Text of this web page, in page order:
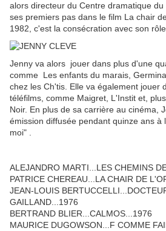
alors directeur du Centre dramatique
ses premiers pas dans le film La chair
1982, c'est la consécration avec son
Jenny va alors jouer dans plus d'une
comme Les enfants du marais,
chez les Ch'tis. Elle va également jouer
téléfilms, comme Maigret, L'Instit et,
Noir. En plus de sa carrière au cinéma,
émission diffusée pendant quinze ans à
moi" .
ALEJANDRO MARTI...LES CHEMINS
PATRICE CHEREAU...LA CHAIR DE
JEAN-LOUIS
GAILLAND...1976
BERTRAND BLIER...CALMOS...1976
MAURICE DUGOWSON...F COMME